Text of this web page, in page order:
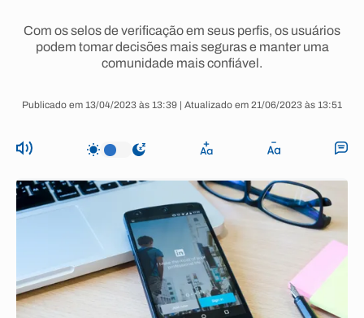
Com os selos de verificação em seus perfis, os usuários
podem tomar decisões mais seguras e manter uma
comunidade mais confiável.
Publicado em 13/04/2023 às 13:39 | Atualizado em 21/06/2023 às 13:51